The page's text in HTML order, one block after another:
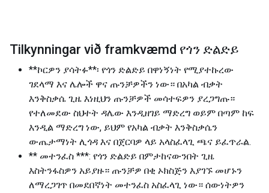
Tilkynningar við framkvæmd የጎን ድልድይ
**ኮርዎን ያሳትፉ**፡ የጎን ድልድይ በዋነኝነት የሚያተኩረው
ገደላማ እና ሌሎች ዋና ጡንቻዎችን ነው። በአካል ብቃት
እንቅስቃሴ ጊዜ እነዚህን ጡንቻዎች መሳተፍዎን ያረጋግጡ።
የተለመደው ስህተት ዳሌው እንዲዘገይ ማድረግ ወይም በጣም ከፍ
እንዲል ማድረግ ነው, ይህም የአካል ብቃት እንቅስቃሴን
ውጤታማነት ሊጎዳ እና በጀርባዎ ላይ አላስፈላጊ ጫና ይፈጥራል.
** መተንፈስ ***: የጎን ድልድይ በምታከናውንበት ጊዜ
እስትንፋስዎን አይያዙ። ጡንቻዎ በቂ ኦክስጅን እያገኙ መሆኑን
ለማረጋገጥ በመደበኛነት መተንፈስ አስፈላጊ ነው። ሰውነትዎን